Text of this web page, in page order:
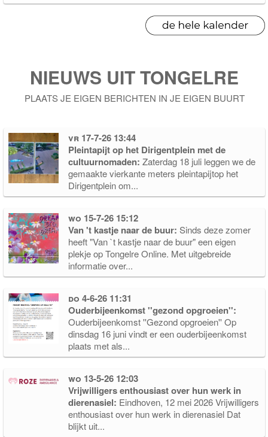
NIEUWS UIT TONGELRE
PLAATS JE EIGEN BERICHTEN IN JE EIGEN BUURT
vr 17-7-26 13:44
Pleintapijt op het Dirigentplein met de
cultuurnomaden: Zaterdag 18 juli leggen we de
gemaakte vierkante meters pleintapijtop het
Dirigentplein om...
wo 15-7-26 15:12
Van 't kastje naar de buur: Sinds deze zomer
heeft "Van `t kastje naar de buur" een eigen
plekje op Tongelre Online. Met uitgebreide
informatie over...
do 4-6-26 11:31
Ouderbijeenkomst ''gezond opgroeien'':
Ouderbijeenkomst ''Gezond opgroeien'' Op
dinsdag 16 juni vindt er een ouderbijeenkomst
plaats met als...
wo 13-5-26 12:03
Vrijwilligers enthousiast over hun werk in
dierenasiel: Eindhoven, 12 mei 2026 Vrijwilligers
enthousiast over hun werk in dierenasiel Dat
blijkt uit...